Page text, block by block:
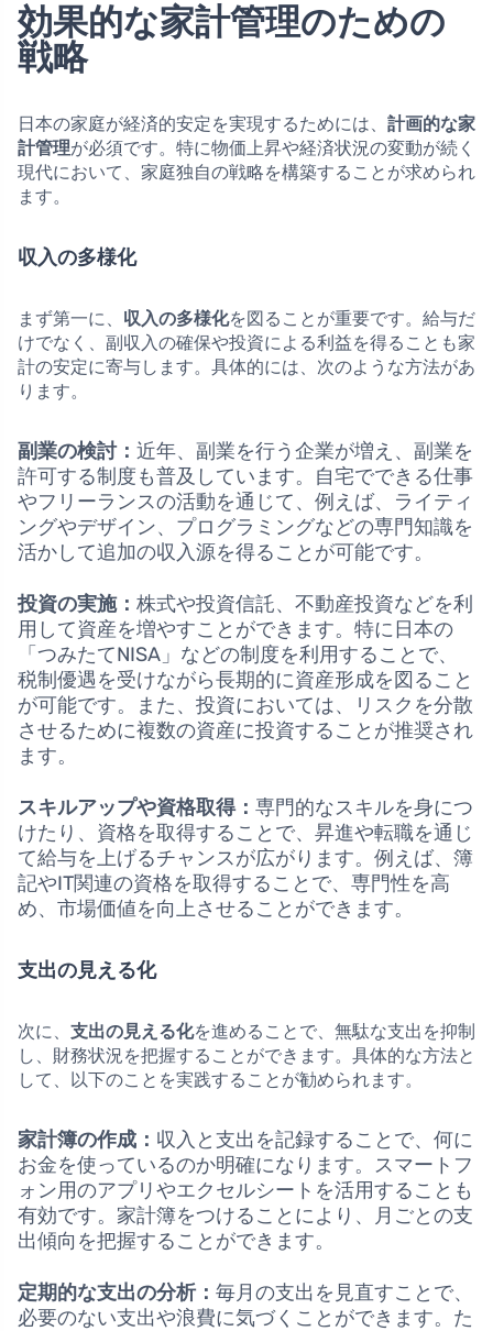
効果的な家計管理のための
戦略
日本の家庭が経済的安定を実現するためには、 計画的な家
計管理が必須です。特に物価上昇や経済状況の変動が続く
現代において、家庭独自の戦略を構築することが求められ
ます。
収入の多様化
まず第一に、 収入の多様化を図ることが重要です。給与だ
けでなく、副収入の確保や投資による利益を得ることも家
計の安定に寄与します。具体的には、次のような方法があ
ります。
副業の検討： 近年、副業を行う企業が増え、副業を
許可する制度も普及しています。自宅でできる仕事
やフリーランスの活動を通じて、例えば、ライティ
ングやデザイン、プログラミングなどの専門知識を
活かして追加の収入源を得ることが可能です。
投資の実施： 株式や投資信託、不動産投資などを利
用して資産を増やすことができます。特に日本の
「つみたてNISA」などの制度を利用することで、
税制優遇を受けながら長期的に資産形成を図ること
が可能です。また、投資においては、リスクを分散
させるために複数の資産に投資することが推奨され
ます。
スキルアップや資格取得： 専門的なスキルを身につ
けたり、資格を取得することで、昇進や転職を通じ
て給与を上げるチャンスが広がります。例えば、簿
記やIT関連の資格を取得することで、専門性を高
め、市場価値を向上させることができます。
支出の見える化
次に、 支出の見える化を進めることで、無駄な支出を抑制
し、財務状況を把握することができます。具体的な方法と
して、以下のことを実践することが勧められます。
家計簿の作成： 収入と支出を記録することで、何に
お金を使っているのか明確になります。スマートフ
ォン用のアプリやエクセルシートを活用することも
有効です。家計簿をつけることにより、月ごとの支
出傾向を把握することができます。
定期的な支出の分析： 毎月の支出を見直すことで、
必要のない支出や浪費に気づくことができます。た